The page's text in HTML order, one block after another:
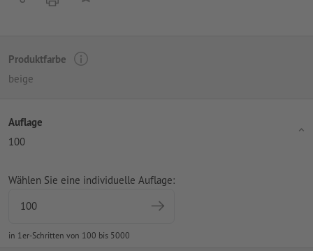
Produktfarbe
beige
Auflage
100
Wählen Sie eine individuelle Auflage:
in 1er-Schritten von 100 bis 5000